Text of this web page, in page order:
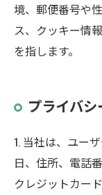
境、郵便番号や
ス、クッキー情
を指します。
プライバ
1. 当社は、ユー
日、住所、電話
クレジットカー